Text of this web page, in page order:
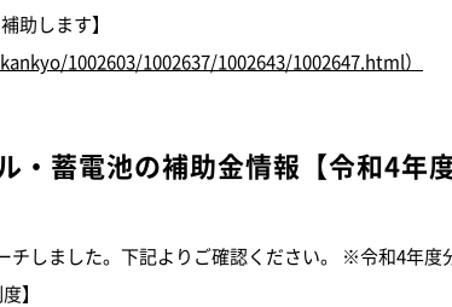
助します】
1002603/1002637/1002643/1002647.html）
・蓄電池の補助金情報 【令和4年
しました。下記よりご確認ください。 ※令和4年度
】